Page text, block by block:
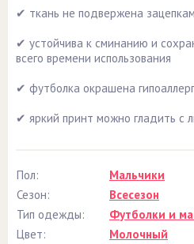
✔ ткань не подвержена
✔ устойчива к сминанию и
всего времени использования
✔ футболка окрашена
✔ яркий принт можно гладить с
Пол:
Мальчики
Сезон:
Всесезон
Тип одежды:
Футболки и
Цвет:
Молочный